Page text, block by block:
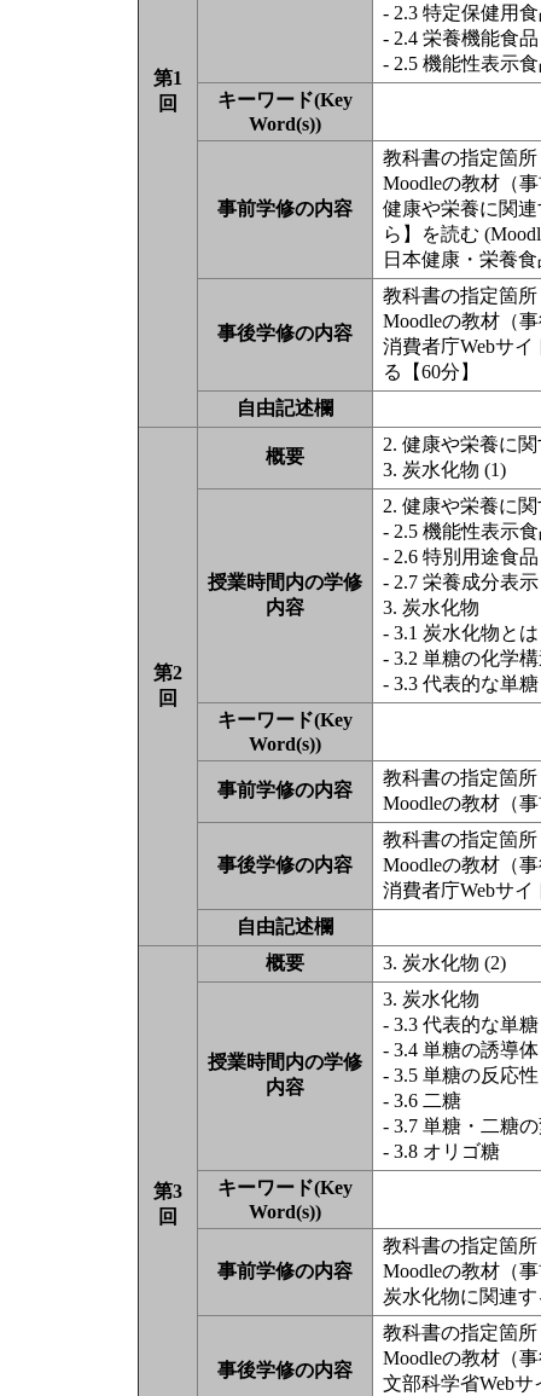
第1
回
- 2.3 特定保健用
- 2.4 栄養機能食品
- 2.5 機能性表示
キーワード(Key
Word(s))
事前学修の内容
教科書の指定箇
Moodleの教材（
健康や栄養に関
ら】を読む
日本健康・栄養
事後学修の内容
教科書の指定箇
Moodleの教材（
消費者庁Webサ
る【60分】
自由記述欄
第2
回
概要
2. 健康や栄養に
3. 炭水化物 (1)
授業時間内の学修
内容
2. 健康や栄養に
- 2.5 機能性表示
- 2.6 特別用途食品
- 2.7 栄養成分表示
3. 炭水化物
- 3.1 炭水化物とは
- 3.2 単糖の化学
- 3.3 代表的な単糖
キーワード(Key
Word(s))
事前学修の内容
教科書の指定箇
Moodleの教材（
事後学修の内容
教科書の指定箇
Moodleの教材（
消費者庁Webサ
自由記述欄
第3
回
概要 3. 炭水化物 (2)
授業時間内の学修
内容
3. 炭水化物
- 3.3 代表的な単糖
- 3.4 単糖の誘導体
- 3.5 単糖の反応性
- 3.6 二糖
- 3.7 単糖・二糖
- 3.8 オリゴ糖
キーワード(Key
Word(s))
事前学修の内容
教科書の指定箇
Moodleの教材（
炭水化物に関連
事後学修の内容
教科書の指定箇
Moodleの教材（
文部科学省Web